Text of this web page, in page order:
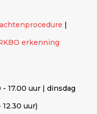
|
erkenning
- 17.00 uur | dinsdag
uur)